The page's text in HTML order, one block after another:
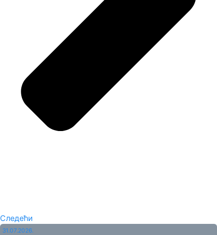
Следећи
31.07.2026.